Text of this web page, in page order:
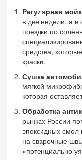
Регулярная
в две недели, а в
поездки по
средства,
краски.
Сушка
мягкой
которая
Обработка
рынках России
эпоксидных смол
на сварочные
«потенциально